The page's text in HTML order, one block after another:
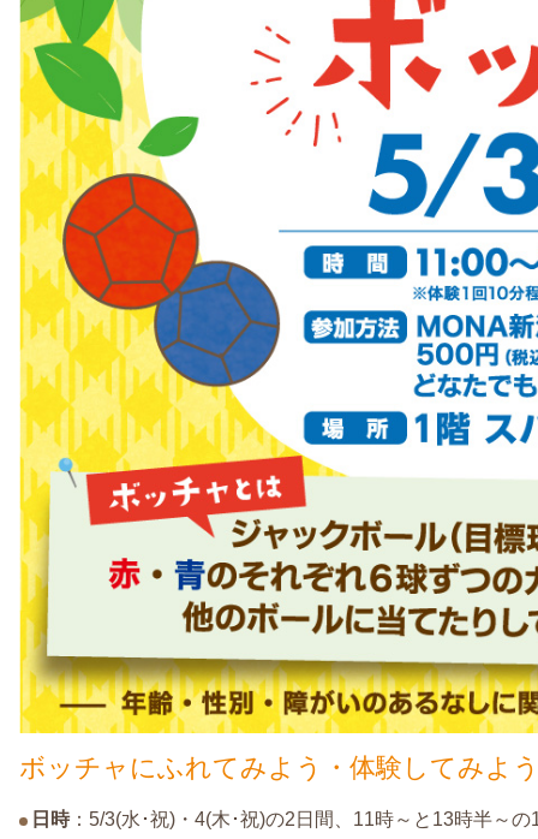
ボッチャにふれてみよう・体験してみよ
日時：5/3(水･祝)・4(木･祝)の2日間、11時～と13時半～